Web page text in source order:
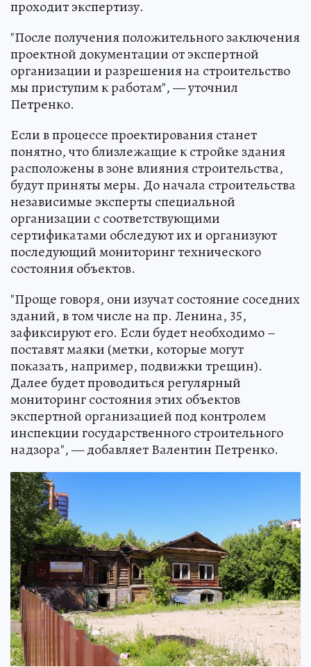
проходит экспертизу.
"После получения положительного заключения
проектной документации от экспертной
организации и разрешения на строительство
мы приступим к работам", — уточнил
Петренко.
Если в процессе проектирования станет
понятно, что близлежащие к стройке здания
расположены в зоне влияния строительства,
будут приняты меры. До начала строительства
независимые эксперты специальной
организации с соответствующими
сертификатами обследуют их и организуют
последующий мониторинг технического
состояния объектов.
"Проще говоря, они изучат состояние соседних
зданий, в том числе на пр. Ленина, 35,
зафиксируют его. Если будет необходимо –
поставят маяки (метки, которые могут
показать, например, подвижки трещин).
Далее будет проводиться регулярный
мониторинг состояния этих объектов
экспертной организацией под контролем
инспекции государственного строительного
надзора", — добавляет Валентин Петренко.